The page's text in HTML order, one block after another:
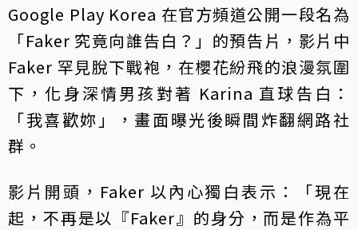
Google Play Korea 在官方頻道公開一段名為
「Faker 究竟向誰告白？」的預告片，影片中
Faker 罕見脫下戰袍，在櫻花紛飛的浪漫氛圍
下，化身深情男孩對著 Karina 直球告白：
「我喜歡妳」，畫面曝光後瞬間炸翻網路社
群。
影片開頭，Faker 以內心獨白表示：「現在
起，不再是以『Faker』的身分，而是作為平